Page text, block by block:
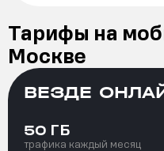
Тарифы на
Москве
ВЕЗДЕ
50 ГБ
трафика каждый месяц